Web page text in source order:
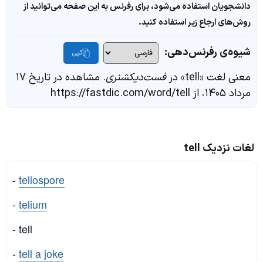
دانشجویان استفاده می‌شود، برای رفرنس به این صفحه می‌توانید از
روش‌های ارجاع زیر استفاده کنید.
شیوه‌ی رفرنس‌دهی: کپی
معنی لغت «tell» در فست‌دیکشنری
. مشاهده در تاریخ ۱۷
مرداد ۱۴۰۵، از https://fastdic.com/word/tell
لغات نزدیک tell
-teliospore
-telium
- tell
-tell a joke